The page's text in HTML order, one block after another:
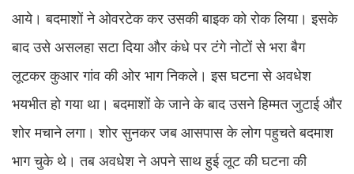
आये। बदमाशों ने ओवरटेक कर उसकी बाइक को रोक लिया। इसके
बाद उसे असलहा सटा दिया और कंधे पर टंगे नोटों से भरा बैग
लूटकर कुआर गांव की ओर भाग निकले। इस घटना से अवधेश
भयभीत हो गया था। बदमाशों के जाने के बाद उसने हिम्मत जुटाई और
शोर मचाने लगा। शोर सुनकर जब आसपास के लोग पहुचते बदमाश
भाग चुके थे। तब अवधेश ने अपने साथ हुई लूट की घटना की